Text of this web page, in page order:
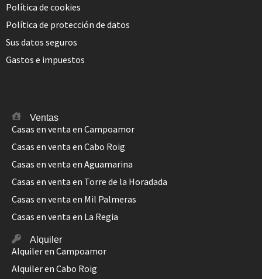
Política de cookies
Política de protección de datos
Sus datos seguros
Gastos e impuestos
Ventas
Casas en venta en Campoamor
Casas en venta en Cabo Roig
Casas en venta en Aguamarina
Casas en venta en Torre de la Horadada
Casas en venta en Mil Palmeras
Casas en venta en La Regia
Alquiler
Alquiler en Campoamor
Alquiler en Cabo Roig